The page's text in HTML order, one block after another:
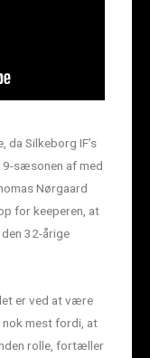
da Silkeborg IF’s
sæsonen af med
Nørgaard
for keeperen, at
32-årige
er ved at være
nok mest fordi, at
rolle, fortæller